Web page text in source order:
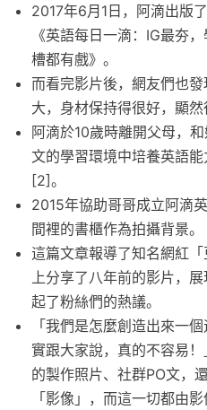
2017年6月1日，阿滴出版
《英語每日一滴：IG最夯
槽都有戲》。
而看完影片後，網友們也
大，身材保持得很好，顯然
阿滴於10歲時離開父母，
文的學習環境中培養英語
[2]。
2015年協助哥哥成立阿滴
間裡的書櫃作為拍攝背景。
這篇文章報導了知名網紅
上分享了八年前的影片，
起了粉絲們的熱議。
「我們是怎麼創造出來一
實跟大家說，真的不容易
的製作照片、社群PO文，
「影像」，而這一切都由